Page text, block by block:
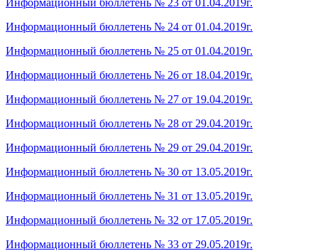
Информационный бюллетень № 24 от 01.04.2019г.
Информационный бюллетень № 25 от 01.04.2019г.
Информационный бюллетень № 26 от 18.04.2019г.
Информационный бюллетень № 27 от 19.04.2019г.
Информационный бюллетень № 28 от 29.04.2019г.
Информационный бюллетень № 29 от 29.04.2019г.
Информационный бюллетень № 30 от 13.05.2019г.
Информационный бюллетень № 31 от 13.05.2019г.
Информационный бюллетень № 32 от 17.05.2019г.
Информационный бюллетень № 33 от 29.05.2019г.